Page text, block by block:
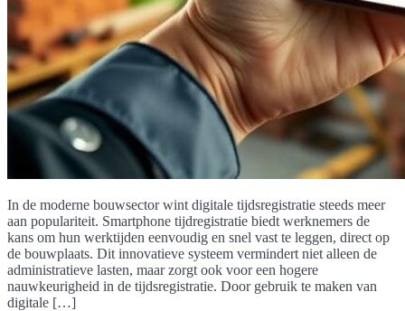
In de moderne bouwsector wint digitale tijdsregistratie steeds meer
aan populariteit. Smartphone tijdregistratie biedt werknemers de
kans om hun werktijden eenvoudig en snel vast te leggen, direct op
de bouwplaats. Dit innovatieve systeem vermindert niet alleen de
administratieve lasten, maar zorgt ook voor een hogere
nauwkeurigheid in de tijdsregistratie. Door gebruik te maken van
digitale […]